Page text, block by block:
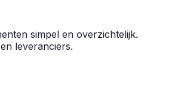
simpel en overzichtelijk.
leveranciers.